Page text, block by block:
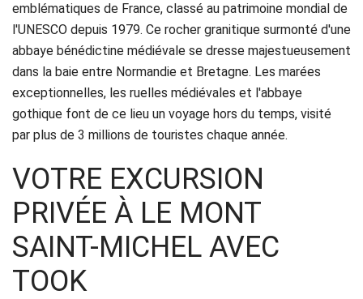
Réservation
Services
de
chauffeur
Aéroports
Solutions
d'affaires
emblématiques de France, classé au patrimoine mondial de
l'UNESCO depuis 1979. Ce rocher granitique surmonté d'une
abbaye bénédictine médiévale se dresse majestueusement
dans la baie entre Normandie et Bretagne. Les marées
exceptionnelles, les ruelles médiévales et l'abbaye
gothique font de ce lieu un voyage hors du temps, visité
par plus de 3 millions de touristes chaque année.
VOTRE EXCURSION
PRIVÉE À LE MONT
SAINT-MICHEL AVEC
TOOK